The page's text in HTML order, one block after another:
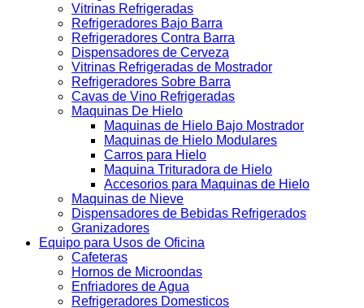
Vitrinas Refrigeradas
Refrigeradores Bajo Barra
Refrigeradores Contra Barra
Dispensadores de Cerveza
Vitrinas Refrigeradas de Mostrador
Refrigeradores Sobre Barra
Cavas de Vino Refrigeradas
Maquinas De Hielo
Maquinas de Hielo Bajo Mostrador
Maquinas de Hielo Modulares
Carros para Hielo
Maquina Trituradora de Hielo
Accesorios para Maquinas de Hielo
Maquinas de Nieve
Dispensadores de Bebidas Refrigerados
Granizadores
Equipo para Usos de Oficina
Cafeteras
Hornos de Microondas
Enfriadores de Agua
Refrigeradores Domesticos